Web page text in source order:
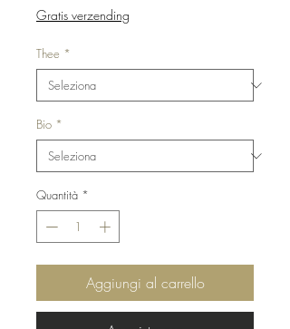
Gratis verzending
Thee *
Bio *
Quantità *
Aggiungi al carrello